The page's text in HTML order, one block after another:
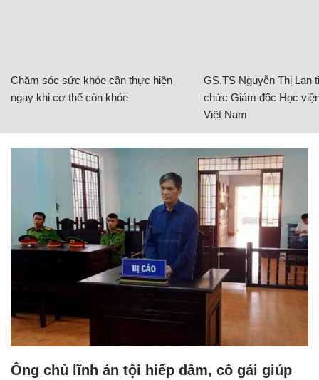
Chăm sóc sức khỏe cần thực hiện
ngay khi cơ thể còn khỏe
GS.TS Nguyễn Thị Lan
chức Giám đốc Học
Việt Nam
Ông chủ lĩnh án tội hiếp dâm, cô gái giúp